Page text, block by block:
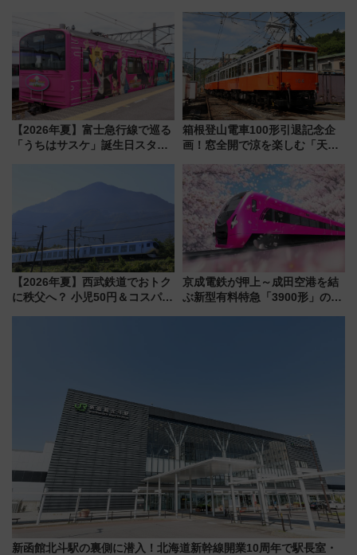
たな玄関口へ
「新・鉄道ひとり旅」279回目
の舞台は「島原鉄道」
【2026年夏】富士急行線で巡る
「うちはサスケ」誕生日スタン
箱根登山電車100形引退記念企
画！窓全開で涼を楽しむ「天然
発売
【2026年夏】西武鉄道でおトク
に秩父へ？ 小児50円＆コスパ最
京成電鉄が押上～成田空港を結
ぶ新型有料特急「3900形」のコ
新函館北斗駅の裏側に潜入！北海道新幹線開業10周年で駅長室・